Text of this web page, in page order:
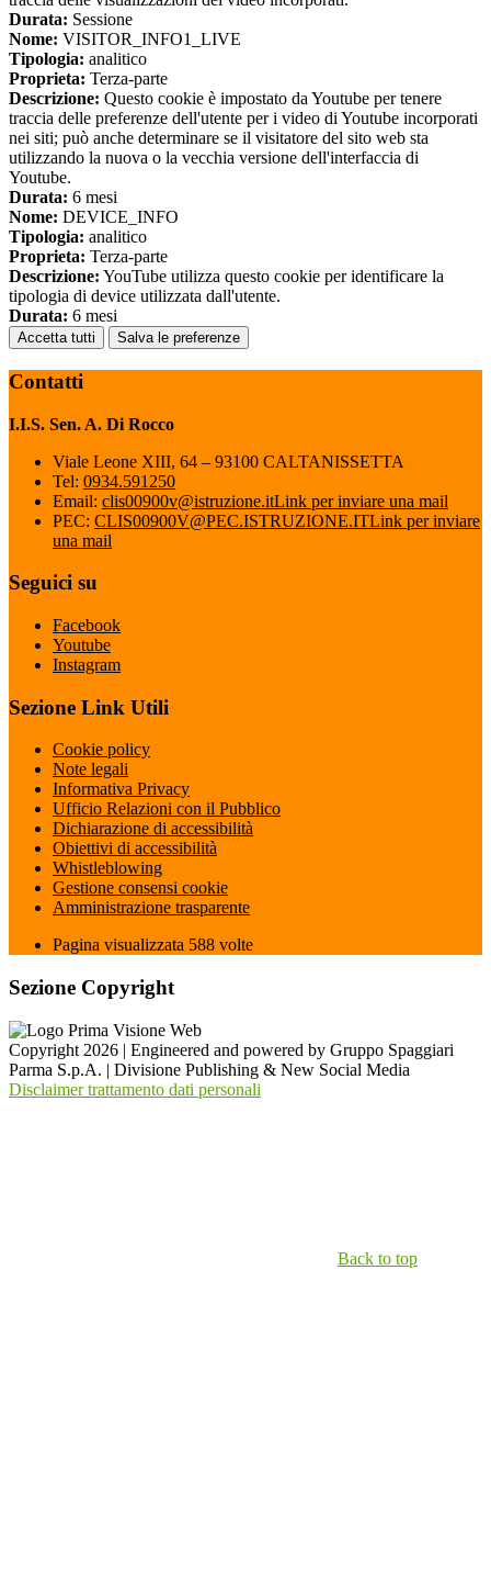
Durata: Sessione
Nome: VISITOR_INFO1_LIVE
Tipologia: analitico
Proprieta: Terza-parte
Descrizione: Questo cookie è impostato da Youtube per tenere
traccia delle preferenze dell'utente per i video di Youtube incorporati
nei siti; può anche determinare se il visitatore del sito web sta
utilizzando la nuova o la vecchia versione dell'interfaccia di
Youtube.
Durata: 6 mesi
Nome: DEVICE_INFO
Tipologia: analitico
Proprieta: Terza-parte
Descrizione: YouTube utilizza questo cookie per identificare la
tipologia di device utilizzata dall'utente.
Durata: 6 mesi
Accetta tutti Salva le preferenze
Contatti
I.I.S. Sen. A. Di Rocco
Viale Leone XIII, 64 – 93100 CALTANISSETTA
Tel: 0934.591250
Email: clis00900v@istruzione.itLink per inviare una mail
PEC: CLIS00900V@PEC.ISTRUZIONE.ITLink per inviare
una mail
Seguici su
Facebook
Youtube
Instagram
Sezione Link Utili
Cookie policy
Note legali
Informativa Privacy
Ufficio Relazioni con il Pubblico
Dichiarazione di accessibilità
Obiettivi di accessibilità
Whistleblowing
Gestione consensi cookie
Amministrazione trasparente
Pagina visualizzata 588 volte
Sezione Copyright
Copyright 2026 | Engineered and powered by Gruppo Spaggiari
Parma S.p.A. | Divisione Publishing & New Social Media
Disclaimer trattamento dati personali
Back to top